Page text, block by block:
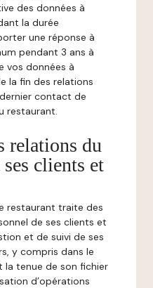
des données à
la durée
une réponse à
pendant 3 ans à
vos données à
la fin des relations
contact de
restaurant.
relations du
clients et
restaurant traite des
de ses clients et
et de suivi de ses
y compris dans le
la tenue de son fichier
d’opérations